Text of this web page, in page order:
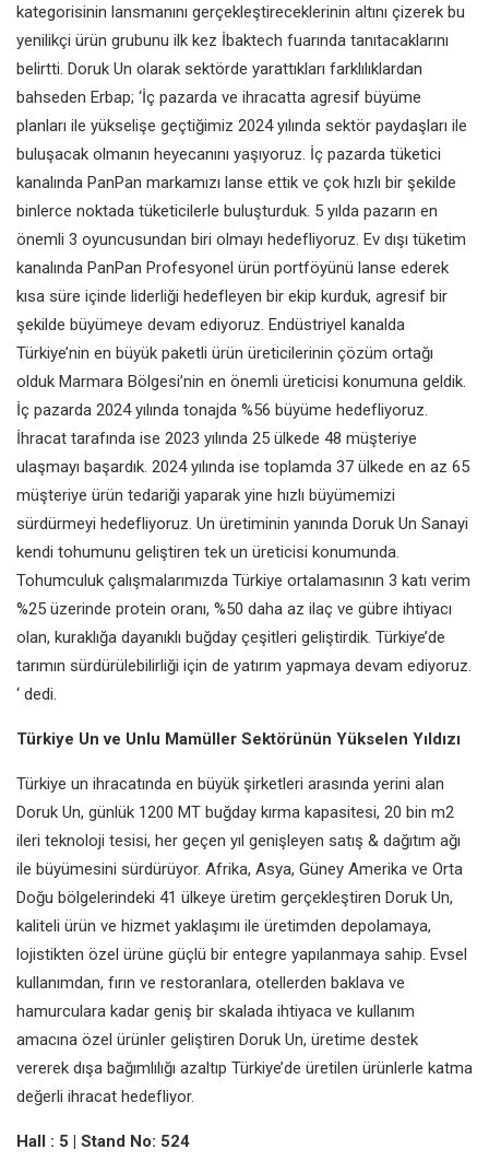
kategorisinin lansmanını gerçekleştireceklerinin altını çizerek bu
yenilikçi ürün grubunu ilk kez İbaktech fuarında tanıtacaklarını
belirtti. Doruk Un olarak sektörde yarattıkları farklılıklardan
bahseden Erbap; ‘İç pazarda ve ihracatta agresif büyüme
planları ile yükselişe geçtiğimiz 2024 yılında sektör paydaşları ile
buluşacak olmanın heyecanını yaşıyoruz. İç pazarda tüketici
kanalında PanPan markamızı lanse ettik ve çok hızlı bir şekilde
binlerce noktada tüketicilerle buluşturduk. 5 yılda pazarın en
önemli 3 oyuncusundan biri olmayı hedefliyoruz. Ev dışı tüketim
kanalında PanPan Profesyonel ürün portföyünü lanse ederek
kısa süre içinde liderliği hedefleyen bir ekip kurduk, agresif bir
şekilde büyümeye devam ediyoruz. Endüstriyel kanalda
Türkiye’nin en büyük paketli ürün üreticilerinin çözüm ortağı
olduk Marmara Bölgesi’nin en önemli üreticisi konumuna geldik.
İç pazarda 2024 yılında tonajda %56 büyüme hedefliyoruz.
İhracat tarafında ise 2023 yılında 25 ülkede 48 müşteriye
ulaşmayı başardık. 2024 yılında ise toplamda 37 ülkede en az 65
müşteriye ürün tedariği yaparak yine hızlı büyümemizi
sürdürmeyi hedefliyoruz. Un üretiminin yanında Doruk Un Sanayi
kendi tohumunu geliştiren tek un üreticisi konumunda.
Tohumculuk çalışmalarımızda Türkiye ortalamasının 3 katı verim
%25 üzerinde protein oranı, %50 daha az ilaç ve gübre ihtiyacı
olan, kuraklığa dayanıklı buğday çeşitleri geliştirdik. Türkiye’de
tarımın sürdürülebilirliği için de yatırım yapmaya devam ediyoruz.
‘ dedi.
Türkiye Un ve Unlu Mamüller Sektörünün Yükselen Yıldızı
Türkiye un ihracatında en büyük şirketleri arasında yerini alan
Doruk Un, günlük 1200 MT buğday kırma kapasitesi, 20 bin m2
ileri teknoloji tesisi, her geçen yıl genişleyen satış & dağıtım ağı
ile büyümesini sürdürüyor. Afrika, Asya, Güney Amerika ve Orta
Doğu bölgelerindeki 41 ülkeye üretim gerçekleştiren Doruk Un,
kaliteli ürün ve hizmet yaklaşımı ile üretimden depolamaya,
lojistikten özel ürüne güçlü bir entegre yapılanmaya sahip. Evsel
kullanımdan, fırın ve restoranlara, otellerden baklava ve
hamurculara kadar geniş bir skalada ihtiyaca ve kullanım
amacına özel ürünler geliştiren Doruk Un, üretime destek
vererek dışa bağımlılığı azaltıp Türkiye’de üretilen ürünlerle katma
değerli ihracat hedefliyor.
Hall : 5 | Stand No: 524